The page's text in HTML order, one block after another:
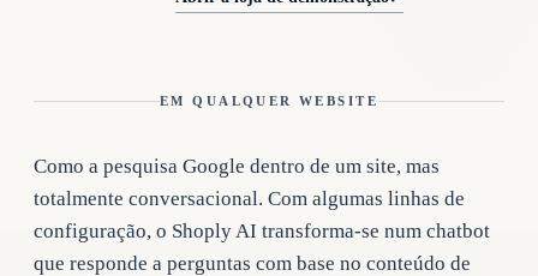
EM QUALQUER WEBSITE
Como a pesquisa Google dentro de um site, mas
totalmente conversacional. Com algumas linhas de
configuração, o Shoply AI transforma-se num chatbot
que responde a perguntas com base no conteúdo de